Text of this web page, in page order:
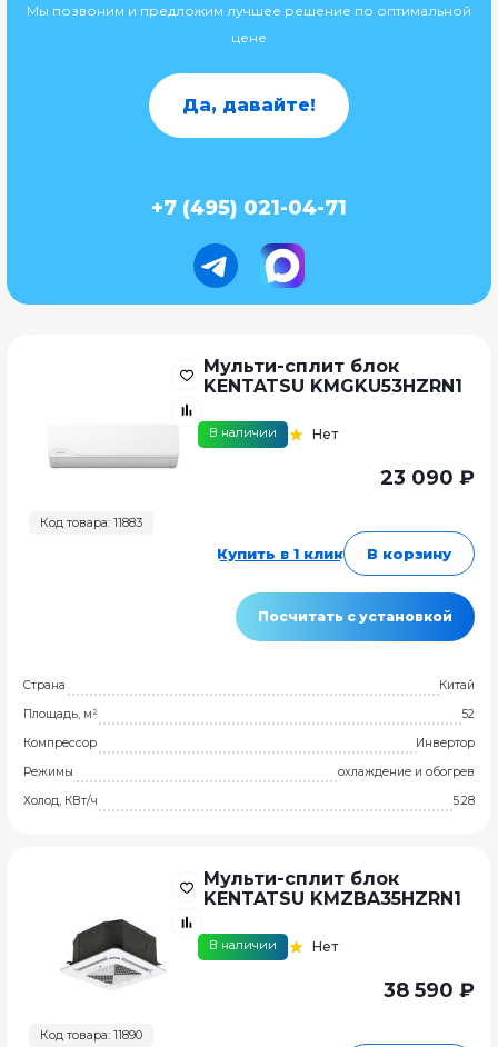
Мы позвоним и предложим лучшее решение по оптимальной
цене
Да, давайте!
+7 (495) 021-04-71
Код товара: 11883
Мульти-сплит блок
KENTATSU KMGKU53HZRN1
В наличии Нет
23 090 ₽
Купить в 1 клик В корзину
Посчитать с установкой
Страна
Китай
Площадь, м²
52
Компрессор
Инвертор
Режимы
охлаждение и обогрев
Холод, КВт/ч
5.28
Код товара: 11890
Мульти-сплит блок
KENTATSU KMZBA35HZRN1
В наличии Нет
38 590 ₽